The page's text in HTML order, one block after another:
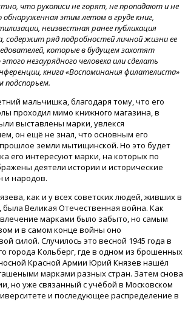
что рукописи не горят, не пропадают и не
этим летом в груде книг,
неизвестная ранее публикация
содержит ряд подробностей личной жизни ее
которые в будущем захотят
незаурядного человека или сделать
книга «Воспоминания филателиста»
мальчишка, благодаря тому, что его
проходил мимо книжного магазина, в
выставлены марки, увлекся
он ещё не знал, что основным его
земли мытищинской. Но это будет
его интересуют марки, на которых по
деятели истории и исторические
и народов.
как и у всех советских людей, живших в
была Великая Отечественная война. Как
марками было забыто, но самым
и в самом конце войны оно
силой. Случилось это весной 1945 года в
города Кольберг, где в одном из брошенных
Красной Армии Юрий Князев нашёл
марками разных стран. Затем снова
но уже связанный с учёбой в Московском
и последующее распределение в